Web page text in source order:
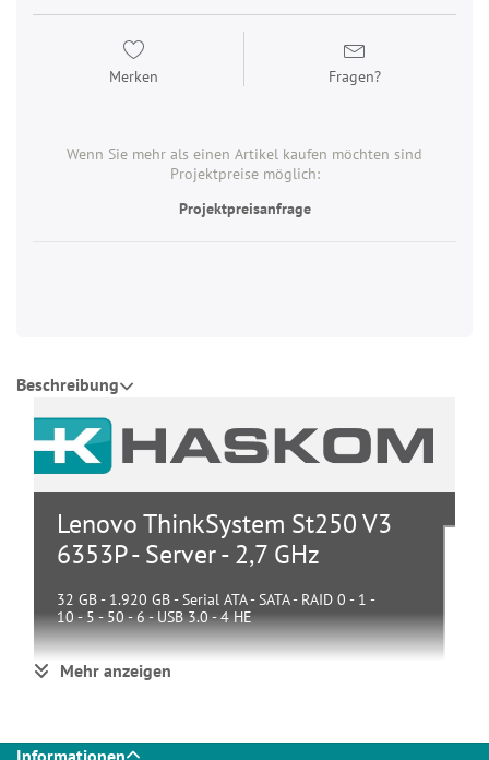
Merken Fragen?
Wenn Sie mehr als einen Artikel kaufen möchten sind
Projektpreise möglich:
Projektpreisanfrage
Beschreibung
Lenovo ThinkSystem St250 V3
6353P - Server - 2,7 GHz
32 GB - 1.920 GB - Serial ATA - SATA - RAID 0 - 1 -
10 - 5 - 50 - 6 - USB 3.0 - 4 HE
Gruppe
EAN/UPC
Mehr anzeigen
Informationen